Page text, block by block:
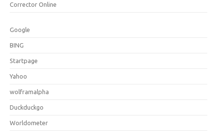
Corrector Online
Google
BING
Startpage
Yahoo
wolframalpha
Duckduckgo
Worldometer